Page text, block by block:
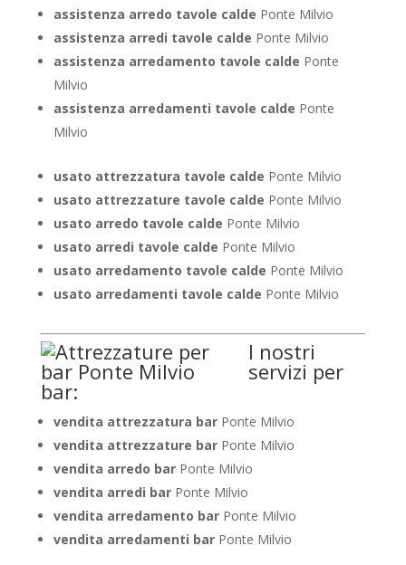
assistenza arredo tavole calde Ponte Milvio
assistenza arredi tavole calde Ponte Milvio
assistenza arredamento tavole calde Ponte
Milvio
assistenza arredamenti tavole calde Ponte
Milvio
usato attrezzatura tavole calde Ponte Milvio
usato attrezzature tavole calde Ponte Milvio
usato arredo tavole calde Ponte Milvio
usato arredi tavole calde Ponte Milvio
usato arredamento tavole calde Ponte Milvio
usato arredamenti tavole calde Ponte Milvio
I nostri
servizi per
bar:
vendita attrezzatura barPonte Milvio
vendita attrezzature barPonte Milvio
vendita arredo barPonte Milvio
vendita arredi barPonte Milvio
vendita arredamento barPonte Milvio
vendita arredamenti barPonte Milvio